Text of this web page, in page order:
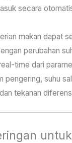
secara
makan dapat
perubahan
time dari
pengering, suhu
tekanan